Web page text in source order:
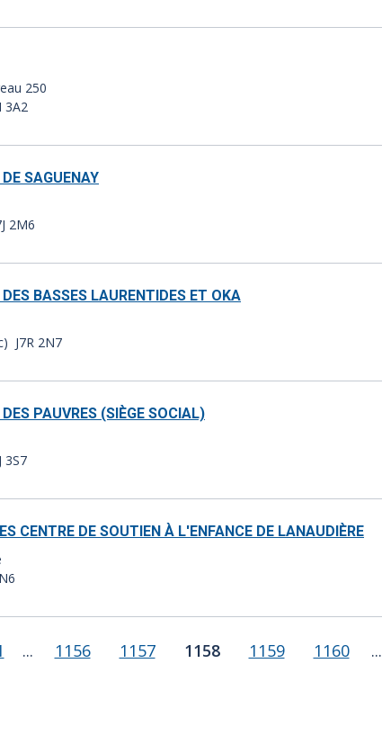
250
3A2
SAGUENAY
2M6
BASSES LAURENTIDES ET OKA
J7R 2N7
PAUVRES (SIÈGE SOCIAL)
3S7
CENTRE DE SOUTIEN À L'ENFANCE DE LANAUDIÈRE
1 Page 1156
1156 Page 1157
1157 Page 1158
1158 Page 1159
1159 Page 1160
1160